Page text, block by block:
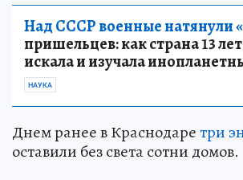
Над СССР военные натянули
пришельцев: как страна 13
искала и изучала
НАУКА
Днем ранее в Краснодаретри
оставили без света сотни домов.